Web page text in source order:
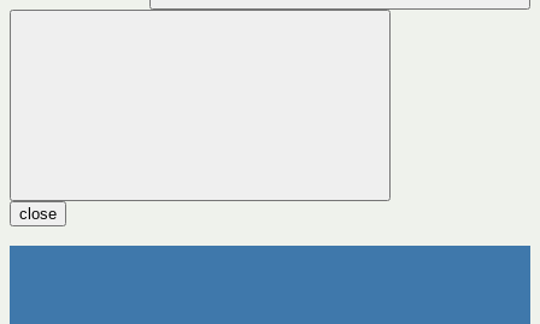
close